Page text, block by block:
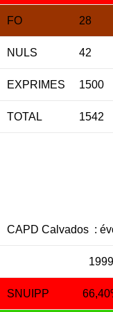
FO 28
NULS 42
EXPRIMES 1500
TOTAL 1542
CAPD Calvados :
1999
SNUIPP